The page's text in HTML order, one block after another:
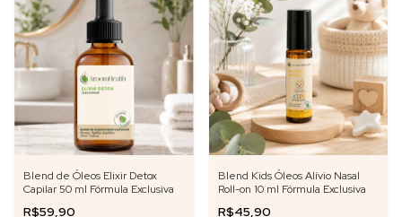
Blend de Óleos Elixir Detox
Capilar 50 ml Fórmula Exclusiva
R$59,90
Blend Kids Óleos Alívio Nasal
Roll-on 10 ml Fórmula Exclusiva
R$45,90